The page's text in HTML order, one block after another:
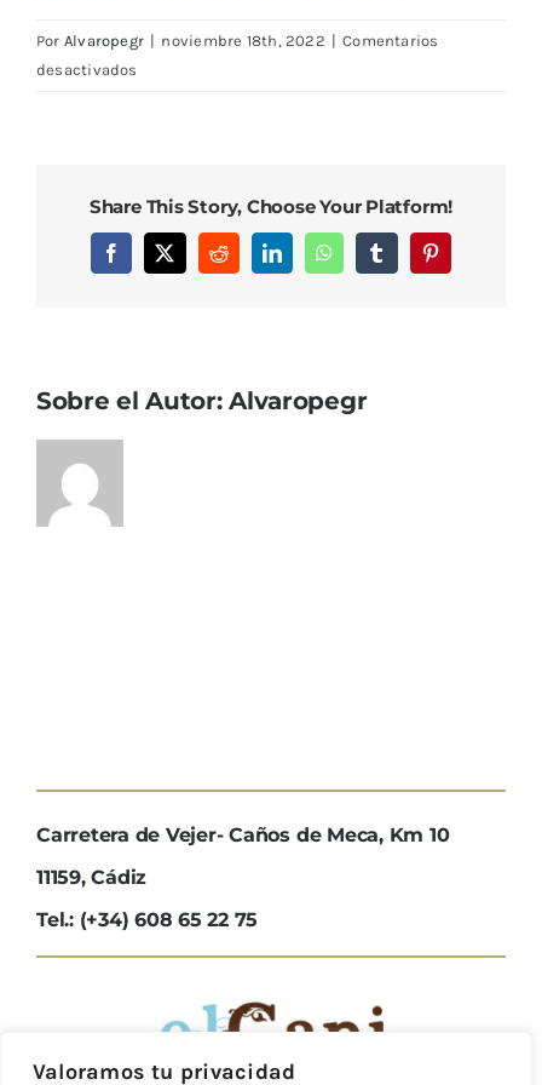
Valoramos tu privacidad
Por Alvaropegr | noviembre 18th, 2022 | Comentarios
desactivados
Share This Story, Choose Your Platform!
Facebook
X RedditLinkedInWhatsAppTumblrPinterest
Sobre el Autor:Alvaropegr
Carretera de Vejer- Caños de Meca, Km 10
11159, Cádiz
Tel.: (+34) 608 65 22 75